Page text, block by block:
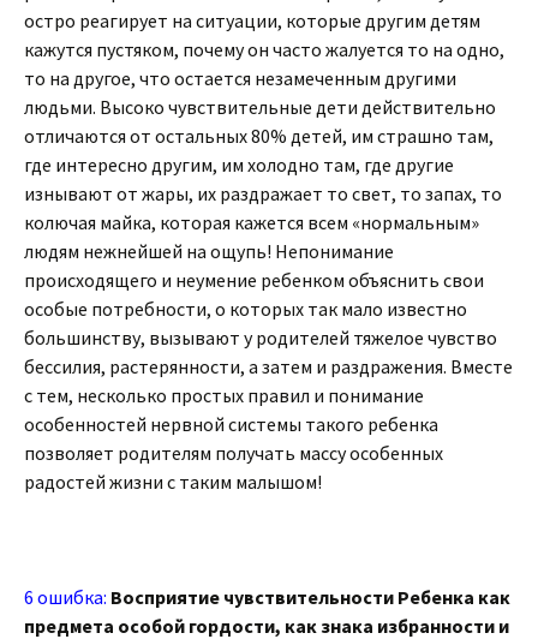
остро реагирует на ситуации, которые другим детям
кажутся пустяком, почему он часто жалуется то на одно,
то на другое, что остается незамеченным другими
людьми. Высоко чувствительные дети действительно
отличаются от остальных 80% детей, им страшно там,
где интересно другим, им холодно там, где другие
изнывают от жары, их раздражает то свет, то запах, то
колючая майка, которая кажется всем «нормальным»
людям нежнейшей на ощупь! Непонимание
происходящего и неумение ребенком объяснить свои
особые потребности, о которых так мало известно
большинству, вызывают у родителей тяжелое чувство
бессилия, растерянности, а затем и раздражения. Вместе
с тем, несколько простых правил и понимание
особенностей нервной системы такого ребенка
позволяет родителям получать массу особенных
радостей жизни с таким малышом!
6 ошибка: Восприятие чувствительности Ребенка как
предмета особой гордости, как знака избранности и